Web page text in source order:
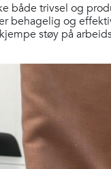
både trivsel og
behagelig og
støy på